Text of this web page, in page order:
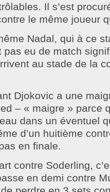
Il s’est
le même joueur
Nadal, qui à ce
pas eu de match
au stade de la
Djokovic a une
– « maigre » parce
dans un éventuel
d’un huitième
en finale.
contre Soderling,
en demi contre